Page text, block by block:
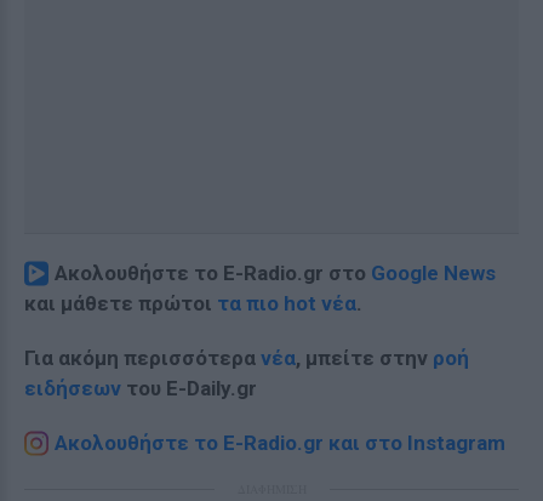
Ακολουθήστε το E-Radio.gr στο Google News
και μάθετε πρώτοι τα πιο hot νέα.
Για ακόμη περισσότερα νέα, μπείτε στην ροή
ειδήσεων του E-Daily.gr
Ακολουθήστε το E-Radio.gr και στο Instagram